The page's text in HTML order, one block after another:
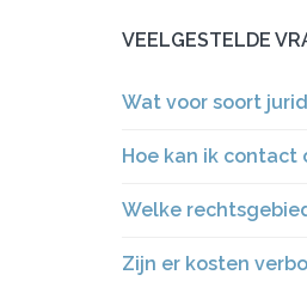
VEELGESTELDE
Wat voor soort
Hoe kan ik contact
Welke
Zijn er kosten